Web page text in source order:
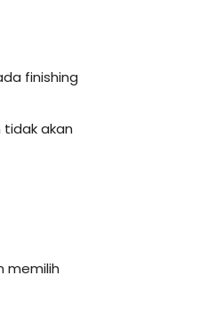
finishing
akan
memilih